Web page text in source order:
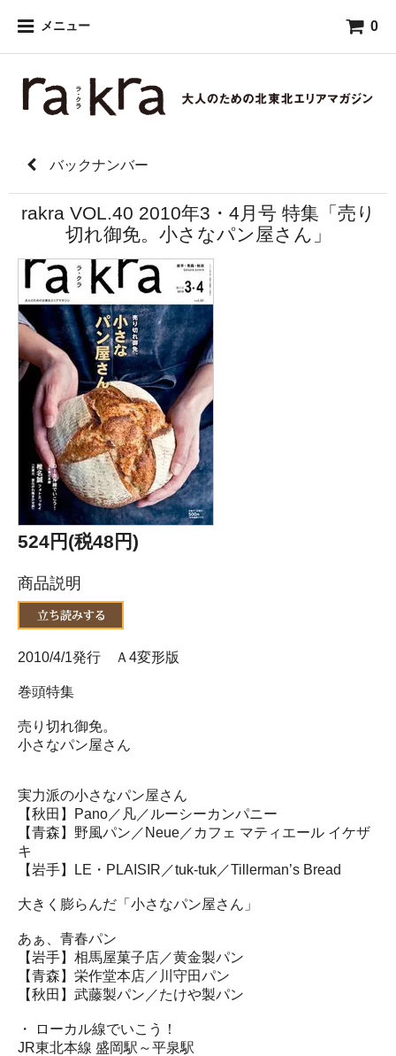
メニュー 0
バックナンバー
rakra VOL.40 2010年3・4月号 特集「売り
切れ御免。小さなパン屋さん」
524円(税48円)
商品説明
2010/4/1発行 Ａ4変形版
巻頭特集
売り切れ御免。
小さなパン屋さん
実力派の小さなパン屋さん
【秋田】Pano／凡／ルーシーカンパニー
【青森】野風パン／Neue／カフェ マティエール イケザ
キ
【岩手】LE・PLAISIR／tuk-tuk／Tillerman’s Bread
大きく膨らんだ「小さなパン屋さん」
あぁ、青春パン
【岩手】相馬屋菓子店／黄金製パン
【青森】栄作堂本店／川守田パン
【秋田】武藤製パン／たけや製パン
・ ローカル線でいこう！
JR東北本線 盛岡駅～平泉駅